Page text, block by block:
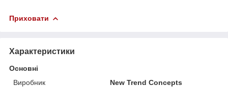
Приховати
Характеристики
Основні
Виробник
New Trend Concepts